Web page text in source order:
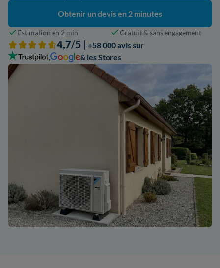
Obtenir un devis en 2 minutes
Estimation en 2 min Gratuit & sans engagement
4,7/5 | +58 000 avis sur
,
& les Stores